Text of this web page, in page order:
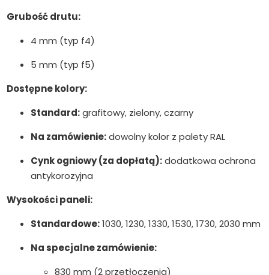
Grubość drutu:
4 mm (typ f4)
5 mm (typ f5)
Dostępne kolory:
Standard:grafitowy, zielony, czarny
Na zamówienie:dowolny kolor z palety RAL
Cynk ogniowy (za dopłatą):dodatkowa ochrona
antykorozyjna
Wysokości paneli:
Standardowe:1030, 1230, 1330, 1530, 1730, 2030 mm
Na specjalne zamówienie:
830 mm (2 przetłoczenia)